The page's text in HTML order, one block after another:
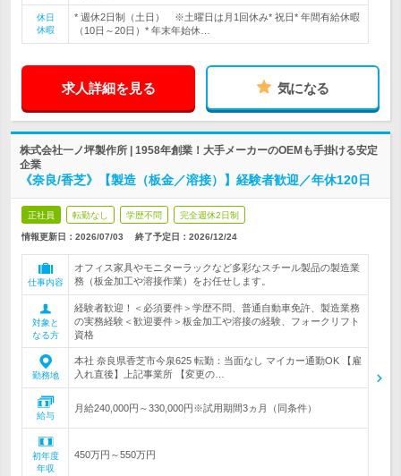
休日
休暇
* 週休2日制（土日） ※土曜日は月1回休み* 祝日* 年間有給休暇
（10日～20日）* 年末年始休…
求人詳細を見る 気になる
株式会社一ノ坪製作所 | 1958年創業！大手メーカーのOEMも手掛ける安定
企業
《奈良/香芝》【製造（板金／溶接）】経験者歓迎／年休120日
正社員 転勤なし 学歴不問 完全週休2日制
情報更新日：2026/07/03 終了予定日： 2026/12/24
仕事内容
オフィス家具やモニターラックなど多彩なスチール製品の製造業
務（板金加工や溶接作業）をお任せします。
対象と
なる方
経験者歓迎！＜必須要件＞学歴不問、普通自動車免許、製造業務
の実務経験＜歓迎要件＞板金加工や溶接の経験、フォークリフト
資格
勤務地
本社 奈良県香芝市今泉625 転勤：当面なし マイカー通勤OK 【雇
入れ直後】上記事業所 【変更の…
給与
月給240,000円～330,000円※試用期間3ヵ月（同条件）
初年度
年収
450万円～550万円